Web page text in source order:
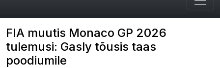
FIA muutis Monaco GP 2026
tulemusi: Gasly tõusis taas
poodiumile